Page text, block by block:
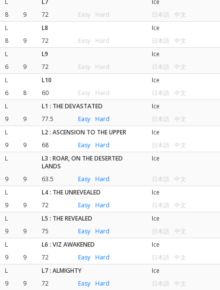
L
L7
Ice
8
9 72 Easy Hard 日本語
中文
L
L8
Ice
8
9 72 Easy Hard 日本語
中文
L
L9
Ice
6
9 72 Easy Hard 日本語
中文
L
L10
Ice
6
8 60 Easy Hard 日本語
中文
L
L1 : THE DEVASTATED
Ice
9
9 77.5 Easy Hard 日本語
中文
L
L2 : ASCENSION TO THE UPPER
Ice
9
9 68 Easy Hard 日本語
中文
L
L3 : ROAR, ON THE DESERTED
LANDS
Ice
9 9 63.5 Easy Hard 日本語
中文
L
L4 : THE UNREVEALED
Ice
9
9 72 Easy Hard 日本語
中文
L
L5 : THE REVEALED
Ice
9
9 75 Easy Hard 日本語
中文
L
L6 : VIZ AWAKENED
Ice
9
9 72 Easy Hard 日本語
中文
L
L7 : ALMIGHTY
Ice
9
9 72 Easy Hard 日本語
中文